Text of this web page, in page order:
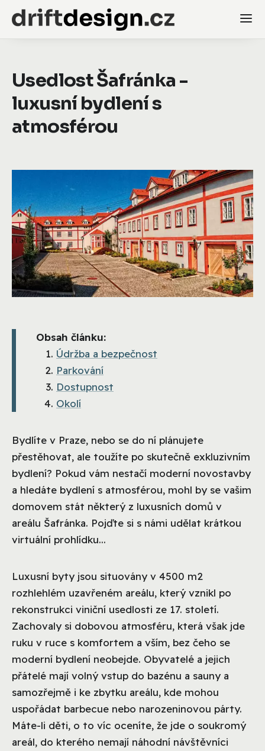
Usedlost Šafránka -
luxusní bydlení s
atmosférou
Obsah článku:
Údržba a bezpečnost
Parkování
Dostupnost
Okolí
Bydlíte v Praze, nebo se do ní plánujete
přestěhovat, ale toužíte po skutečně exkluzivním
bydlení? Pokud vám nestačí moderní novostavby
a hledáte bydlení s atmosférou, mohl by se vašim
domovem stát některý z luxusních domů v
areálu Šafránka. Pojďte si s námi udělat krátkou
virtuální prohlídku...
Luxusní byty jsou situovány v 4500 m2
rozhlehlém uzavřeném areálu, který vznikl po
rekonstrukci viniční usedlosti ze 17. století.
Zachovaly si dobovou atmosféru, která však jde
ruku v ruce s komfortem a vším, bez čeho se
moderní bydlení neobejde. Obyvatelé a jejich
přátelé mají volný vstup do bazénu a sauny a
samozřejmě i ke zbytku areálu, kde mohou
uspořádat barbecue nebo narozeninovou párty.
Máte-li děti, o to víc oceníte, že jde o soukromý
areál, do kterého nemají náhodní návštěvníci